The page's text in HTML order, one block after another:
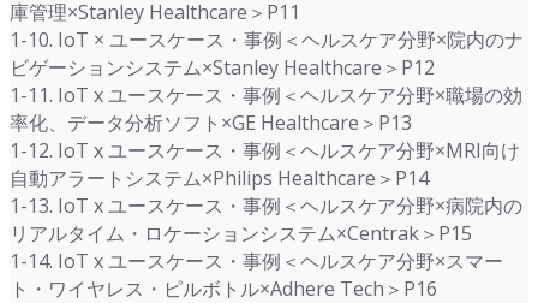
庫管理×Stanley Healthcare＞P11
1-10. IoT × ユースケース・事例＜ヘルスケア分野×院内のナ
ビゲーションシステム×Stanley Healthcare＞P12
1-11. IoT x ユースケース・事例＜ヘルスケア分野×職場の効
率化、データ分析ソフト×GE Healthcare＞P13
1-12. IoT x ユースケース・事例＜ヘルスケア分野×MRI向け
自動アラートシステム×Philips Healthcare＞P14
1-13. IoT x ユースケース・事例＜ヘルスケア分野×病院内の
リアルタイム・ロケーションシステム×Centrak＞P15
1-14. IoT x ユースケース・事例＜ヘルスケア分野×スマー
ト・ワイヤレス・ピルボトル×Adhere Tech＞P16